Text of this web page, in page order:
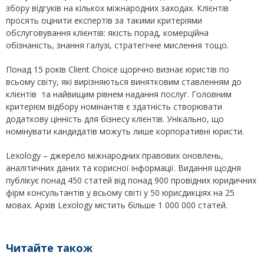
збору відгуків на кількох міжнародних заходах. Клієнтів
просять оцінити експертів за такими критеріями
обслуговування клієнтів: якість порад, комерційна
обізнаність, знання галузі, стратегічне мислення тощо.
Понад 15 років Client Choice щорічно визнає юристів по
всьому світу, які вирізняються винятковим ставленням до
клієнтів та найвищим рівнем надання послуг. Головним
критерієм відбору номінантів є здатність створювати
додаткову цінність для бізнесу клієнтів. Унікально, що
номінувати кандидатів можуть лише корпоративні юристи.
Lexology – джерело міжнародних правових оновлень,
аналітичних даних та корисної інформації. Видання щодня
публікує понад 450 статей від понад 900 провідних юридичних
фірм консультантів у всьому світі у 50 юрисдикціях на 25
мовах. Архів Lexology містить більше 1 000 000 статей.
Читайте також